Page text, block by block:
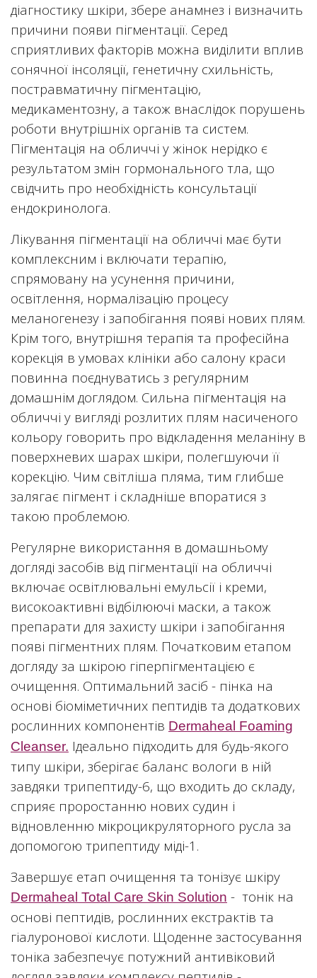
діагностику шкіри, збере анамнез і визначить
причини появи пігментації. Серед
сприятливих факторів можна виділити вплив
сонячної інсоляції, генетичну схильність,
постравматичну пігментацію,
медикаментозну, а також внаслідок порушень
роботи внутрішніх органів та систем.
Пігментація на обличчі у жінок нерідко є
результатом змін гормонального тла, що
свідчить про необхідність консультації
ендокринолога.
Лікування пігментації на обличчі має бути
комплексним і включати терапію,
спрямовану на усунення причини,
освітлення, нормалізацію процесу
меланогенезу і запобігання появі нових плям.
Крім того, внутрішня терапія та професійна
корекція в умовах клініки або салону краси
повинна поєднуватись з регулярним
домашнім доглядом. Сильна пігментація на
обличчі у вигляді розлитих плям насиченого
кольору говорить про відкладення меланіну в
поверхневих шарах шкіри, полегшуючи її
корекцію. Чим світліша пляма, тим глибше
залягає пігмент і складніше впоратися з
такою проблемою.
Регулярне використання в домашньому
догляді засобів від пігментації на обличчі
включає освітлювальні емульсії і креми,
високоактивні відбілюючі маски, а також
препарати для захисту шкіри і запобігання
появі пігментних плям. Початковим етапом
догляду за шкірою гіперпігментацією є
очищення. Оптимальний засіб - пінка на
основі біоміметичних пептидів та додаткових
рослинних компонентів Dermaheal Foaming
Cleanser. Ідеально підходить для будь-якого
типу шкіри, зберігає баланс вологи в ній
завдяки трипептиду-6, що входить до складу,
сприяє проростанню нових судин і
відновленню мікроцикруляторного русла за
допомогою трипептиду міді-1.
Завершує етап очищення та тонізує шкіру
Dermaheal Total Care Skin Solution - тонік на
основі пептидів, рослинних екстрактів та
гіалуронової кислоти. Щоденне застосування
тоніка забезпечує потужний антивіковий